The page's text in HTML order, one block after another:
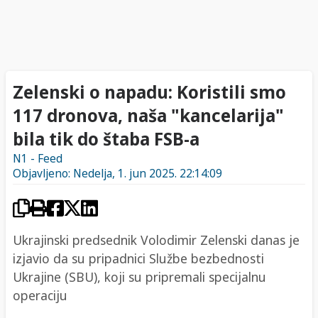
Zelenski o napadu: Koristili smo
117 dronova, naša "kancelarija"
bila tik do štaba FSB-a
N1 - Feed
Objavljeno: Nedelja, 1. jun 2025. 22:14:09
Ukrajinski predsednik Volodimir Zelenski danas je
izjavio da su pripadnici Službe bezbednosti
Ukrajine (SBU), koji su pripremali specijalnu
operaciju